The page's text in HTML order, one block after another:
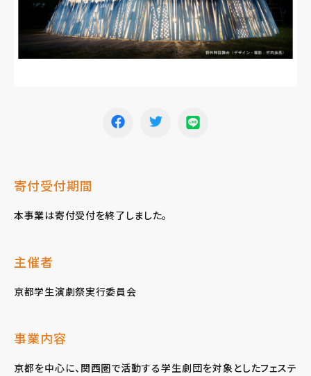
寄付受付期間
本事業は寄付受付を終了しました。
主催者
京都学生演劇祭実行委員会
事業内容
京都を中心に、関西圏で活動する学生劇団を対象としたフェステ